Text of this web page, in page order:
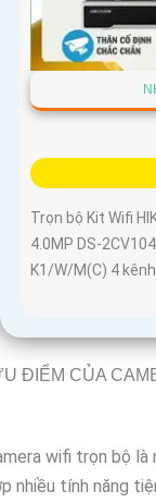
Trọn bộ Kit Wifi
4.0MP DS-
K1/W/M(C) 4
ĐIỂM CỦA
wifi trọn bộ
nhiều tính năng